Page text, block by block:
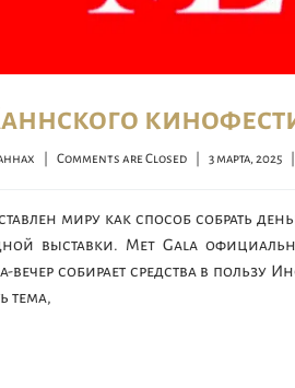
Comments are Closed 3 марта, 2025
миру как способ собрать
выставки. Met Gala
вечер собирает средства в
тема,